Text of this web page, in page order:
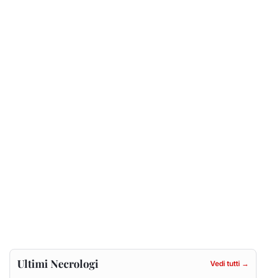
Ultimi Necrologi Vedi tutti →